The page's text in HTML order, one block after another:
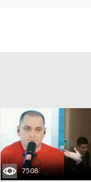
7508